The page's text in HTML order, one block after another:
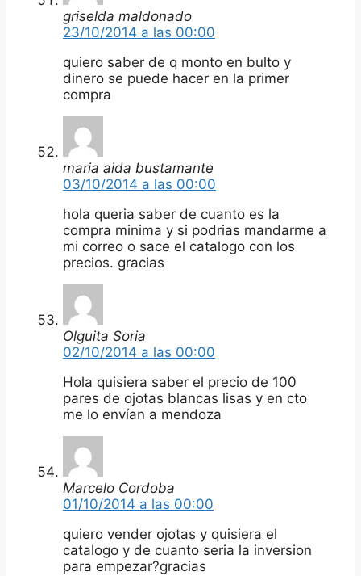
griselda maldonado
23/10/2014 a las 00:00
quiero saber de q monto en bulto y
dinero se puede hacer en la primer
compra
maria aida bustamante
03/10/2014 a las 00:00
hola queria saber de cuanto es la
compra minima y si podrias mandarme a
mi correo o sace el catalogo con los
precios. gracias
Olguita Soria
02/10/2014 a las 00:00
Hola quisiera saber el precio de 100
pares de ojotas blancas lisas y en cto
me lo envían a mendoza
Marcelo Cordoba
01/10/2014 a las 00:00
quiero vender ojotas y quisiera el
catalogo y de cuanto seria la inversion
para empezar?gracias